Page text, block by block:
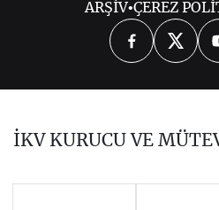
2026 2025
2023
ARŞİV•ÇEREZ
İKV KURUCU VE